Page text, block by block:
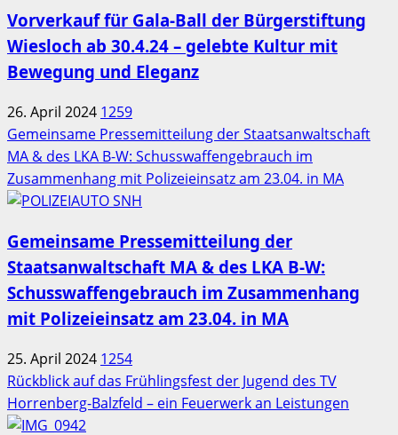
Vorverkauf für Gala-Ball der Bürgerstiftung
Wiesloch ab 30.4.24 – gelebte Kultur mit
Bewegung und Eleganz
26. April 2024 1259
Gemeinsame Pressemitteilung der Staatsanwaltschaft
MA & des LKA B-W: Schusswaffengebrauch im
Zusammenhang mit Polizeieinsatz am 23.04. in MA
Gemeinsame Pressemitteilung der
Staatsanwaltschaft MA & des LKA B-W:
Schusswaffengebrauch im Zusammenhang
mit Polizeieinsatz am 23.04. in MA
25. April 2024 1254
Rückblick auf das Frühlingsfest der Jugend des TV
Horrenberg-Balzfeld – ein Feuerwerk an Leistungen